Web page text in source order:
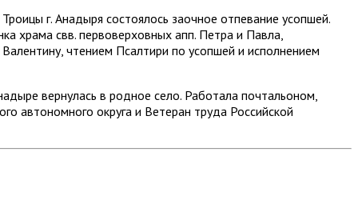
г. Анадыря состоялось заочное отпевание усопшей.
храма свв. первоверховных апп. Петра и Павла,
чтением Псалтири по усопшей и исполнением
вернулась в родное село. Работала почтальоном,
автономного округа и Ветеран труда Российской